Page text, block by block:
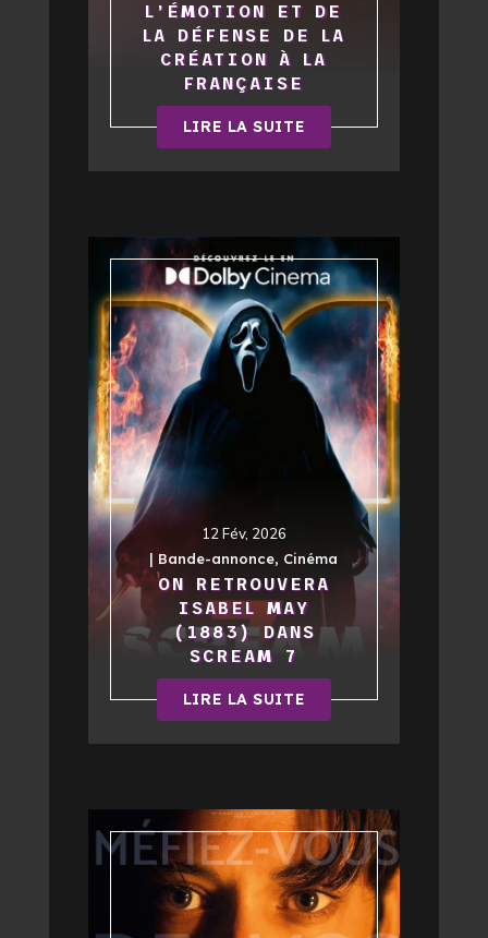
L’ÉMOTION ET DE
LA DÉFENSE DE LA
CRÉATION À LA
FRANÇAISE
LIRE LA SUITE
12 Fév, 2026
| Bande-annonce, Cinéma
ON RETROUVERA
ISABEL MAY
(1883) DANS
SCREAM 7
LIRE LA SUITE